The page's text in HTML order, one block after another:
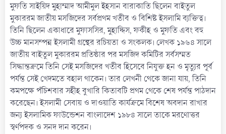
মুফতি সাইয়িদ মুহাম্মাদ আমীমুল ইহসান বারাকাতি ছিলেন বাইতুল
মুকাররম জাতীয় মসজিদের সর্বপ্রথম খতীব ও বিশিষ্ট ইসলামি ব্যক্তিত্ব।
তিনি ছিলেন একাধারে মুফাসসির, মুহাদ্দিস, ফকীহ ও মুফতি এবং বহু
উচ্চ মানসম্পন্ন ইসলামী গ্রন্থের রচিয়তা ও সংকলক। লেখক ১৯৬৪ সালে
জাতীয় বাইতুল মুকাররম প্রতিষ্ঠার পর মসজিদ কমিটির সর্বসম্মত
সিদ্ধান্তক্রমে তিনি সেই মসজিদের খতীব হিসেবে নিযুক্ত হন ও মৃত্যুর পূর্ব
পর্যন্ত সেই খেদমতে বহাল থাকেন। তার লেখনী থেকে জানা যায়, তিনি
কমপক্ষে পঁচিশবার সহীহ বুখারি কিতাবটি প্রথম থেকে শেষ পর্যন্ত পাঠদান
করেছেন। ইসলামী সেবায় ও দাওয়াতি কার্যক্রমে বিশেষ অবদান রাখার
জন্য ইসলামিক ফাউন্ডেশন বাংলাদেশ ১৯৮৪ সালে তাকে মরণোত্তর
স্বর্ণপদক ও সনদ দান করেন।